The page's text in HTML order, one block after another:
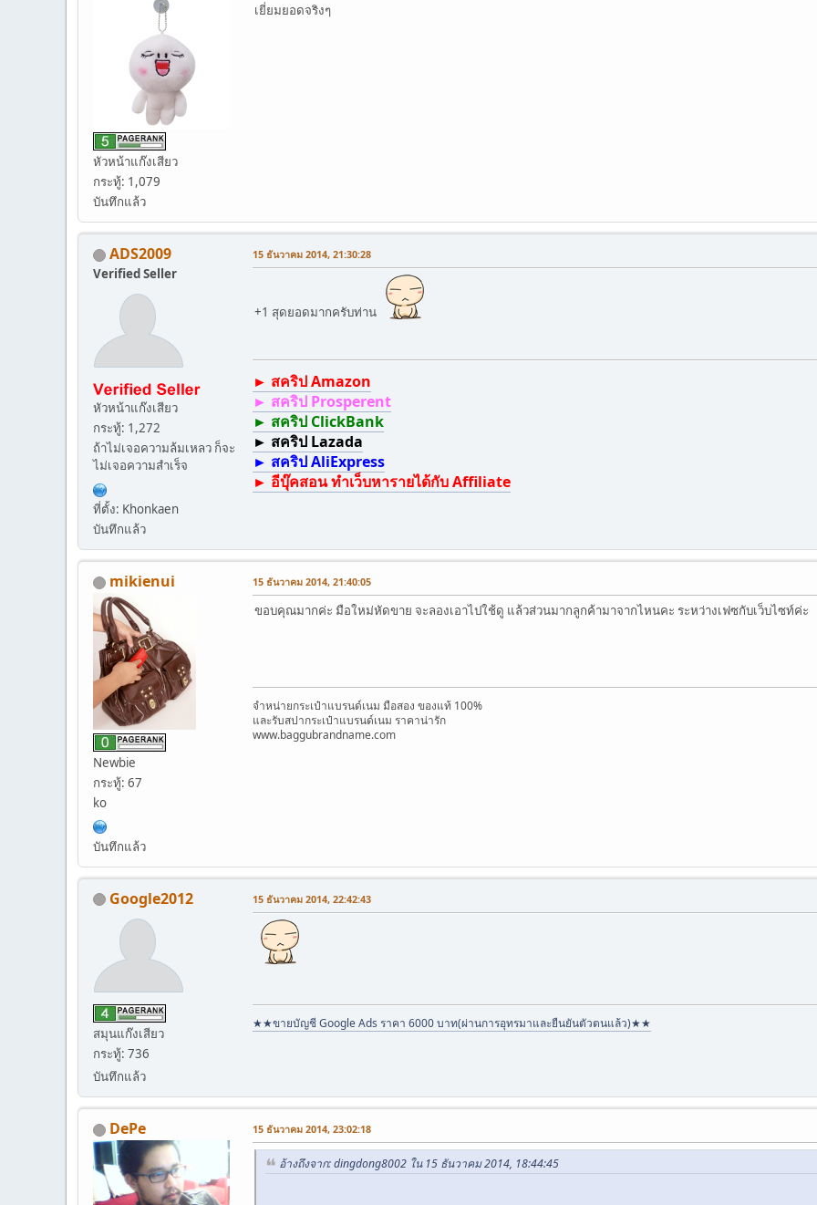
หัวหน้าแก๊งเสียว
กระทู้: 1,079
บันทึกแล้ว
เยี่ยมยอดจริงๆ
ADS2009
Verified Seller
หัวหน้าแก๊งเสียว
กระทู้: 1,272
ถ้าไม่เจอความล้มเหลว ก็จะ
ไม่เจอความสำเร็จ
ที่ตั้ง: Khonkaen
บันทึกแล้ว
15 ธันวาคม 2014, 21:30:28
+1 สุดยอดมากครับท่าน
► สคริป Amazon
► สคริป Prosperent
► สคริป ClickBank
► สคริป Lazada
► สคริป AliExpress
► อีบุ๊คสอน ทำเว็บหารายได้กับ Affiliate
mikienui
Newbie
กระทู้: 67
ko
บันทึกแล้ว
15 ธันวาคม 2014, 21:40:05
ขอบคุณมากค่ะ มือใหม่หัดขาย จะลองเอาไปใช้ดู แล้วส่วนมากลูกค้ามาจากไหนคะ ระหว่างเฟซกับเว็บไซท์ค่ะ
จำหน่ายกระเป๋าแบรนด์เนม มือสอง ของแท้ 100%
และรับสปากระเป๋าแบรนด์เนม ราคาน่ารัก
www.baggubrandname.com
Google2012
สมุนแก๊งเสียว
กระทู้: 736
บันทึกแล้ว
15 ธันวาคม 2014, 22:42:43
★★ขายบัญชี Google Ads ราคา 6000 บาท(ผ่านการอุทรมาและยืนยันตัวตนแล้ว)★★
DePe 15 ธันวาคม 2014, 23:02:18
อ้างถึงจาก: dingdong8002 ใน 15 ธันวาคม 2014, 18:44:45